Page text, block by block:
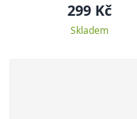
299 Kč
Skladem